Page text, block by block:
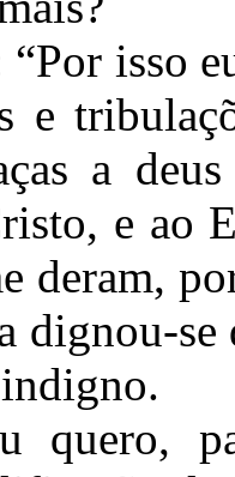
“Por isso
e
a
e ao
deram,
dignou-
quero,